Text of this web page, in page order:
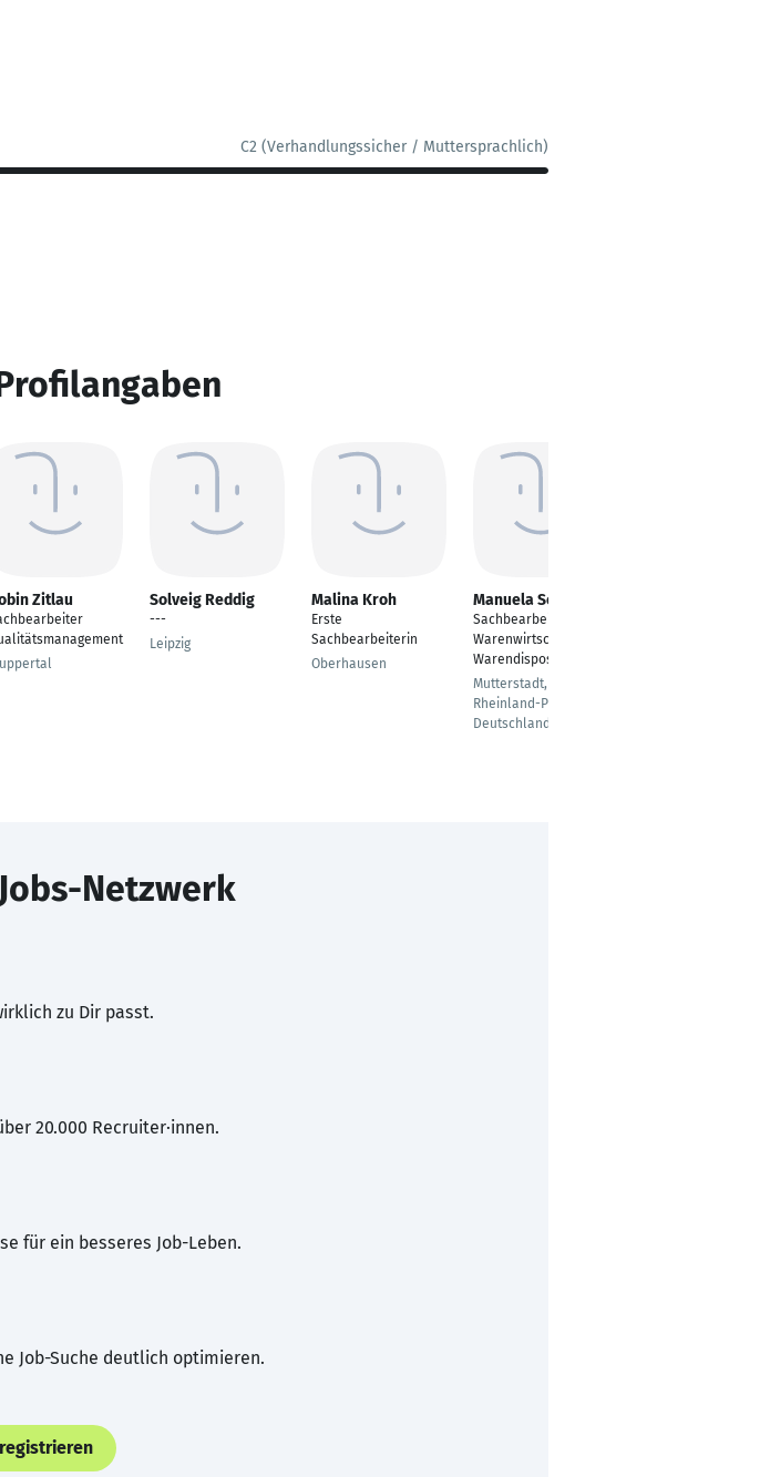
C2 (Verhandlungssicher / Muttersprachlich)
Zitlau Solveig Reddig
---
Leipzig
Malina Kroh
Erste
Sachbearbeiterin
Oberhausen
Manuela Schwarz
Sachbearbeiterin
Warenwirtschaft,
Warendisposition
Mutterstadt,
Rheinland-Pfalz,
Deutschland
Netzwerk
zu Dir passt.
20.000 Recruiter·innen.
für ein besseres Job-Leben.
Job-Suche deutlich optimieren.